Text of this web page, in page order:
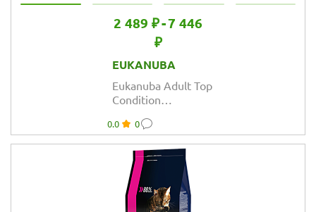
2 489 ₽-7 446
₽
EUKANUBA
Eukanuba Adult Top
Condition
сухой корм для
кошек
0.0 0